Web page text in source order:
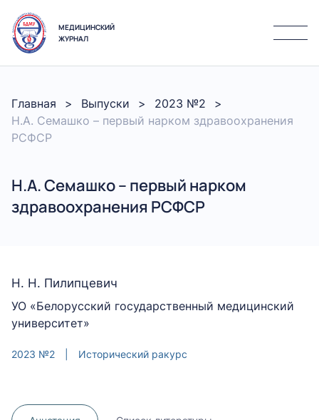
МЕДИЦИНСКИЙ
ЖУРНАЛ
Главная Выпуски
2023 №2
Н.А. Семашко – первый нарком здравоохранения
РСФСР
Н.А. Семашко – первый нарком
здравоохранения РСФСР
Н. Н. Пилипцевич
УО «Белорусский государственный медицинский
университет»
2023 №2 Исторический ракурс